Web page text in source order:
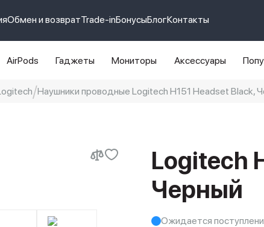
Обмен и возвратTrade-inБонусыБлогКонтакты
AirPods Гаджеты Мониторы Аксессуары
Наушники проводные Logitech H151 Headset Black,
Logitech
Черный
Ожидается